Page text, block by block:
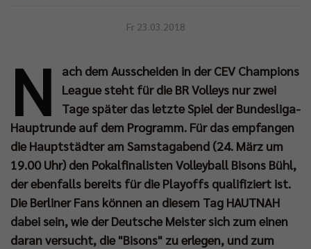
Fr 23.03.2018
N
ach dem Ausscheiden in der CEV Champions
League steht für die BR Volleys nur zwei
Tage später das letzte Spiel der Bundesliga-
Hauptrunde auf dem Programm. Für das empfangen
die Hauptstädter am Samstagabend (24. März um
19.00 Uhr) den Pokalfinalisten Volleyball Bisons Bühl,
der ebenfalls bereits für die Playoffs qualifiziert ist.
Die Berliner Fans können an diesem Tag HAUTNAH
dabei sein, wie der Deutsche Meister sich zum einen
daran versucht, die "Bisons" zu erlegen, und zum